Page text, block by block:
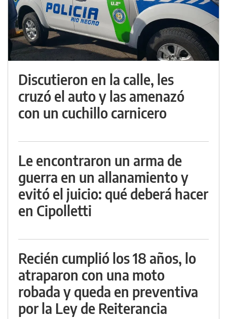
Discutieron en la calle, les
cruzó el auto y las amenazó
con un cuchillo carnicero
Le encontraron un arma de
guerra en un allanamiento y
evitó el juicio: qué deberá hacer
en Cipolletti
Recién cumplió los 18 años, lo
atraparon con una moto
robada y queda en preventiva
por la Ley de Reiterancia